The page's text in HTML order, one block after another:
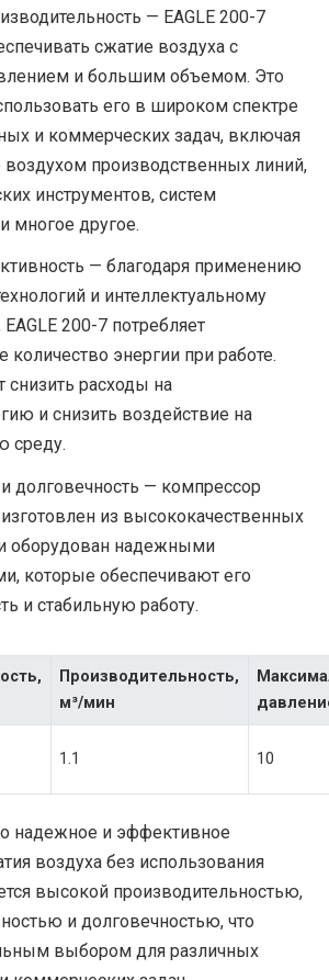
— EAGLE 200-7
сжатие воздуха с
и большим объемом. Это
его в широком спектре
и коммерческих задач, включая
воздухом производственных линий,
инструментов, систем
многое другое.
— благодаря применению
и интеллектуальному
200-7 потребляет
количество энергии при работе.
снизить расходы на
и снизить воздействие на
среду.
долговечность — компрессор
изготовлен из высококачественных
оборудован надежными
которые обеспечивают его
и стабильную работу.
Производительность,
м³/мин
1.1 10
надежное и эффективное
воздуха без использования
высокой производительностью,
и долговечностью, что
выбором для различных